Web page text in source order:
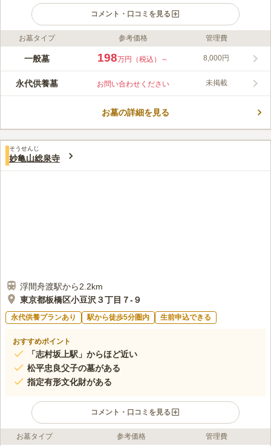
コメント・口コミを見る
ライフドット編集部のコメント
閑静な住宅地にある法善寺墓苑は、落ち着いた雰囲気でやすらげ
善寺まで400年余り続いています。法要も執り行っているので安
心してお参り出来ます。墓苑内にある仏舎利塔は平成28年に記念
世中山理々師が昭和51年にスリランカ最古のイスルムニヤ寺院か
この霊園はまだ誰からも評価されていません。
お墓タイプ 参考価格 管理費
一般墓 198万円（税込）～ 8,000円
永代供養墓 お問い合わせください 未掲載
お墓の詳細を見る
そうせんじ
妙亀山総泉寺
浮間舟渡駅から2.2km
東京都板橋区小豆沢３丁目７-９
永代供養プランあり 駅から徒歩5分圏内 生前申込できる
おすすめポイント
「志村坂上駅」からほど近い
松平忠良父子の墓がある
指定有形文化財がある
コメント・口コミを見る
ライフドット編集部のコメント
お墓タイプ 参考価格 管理費